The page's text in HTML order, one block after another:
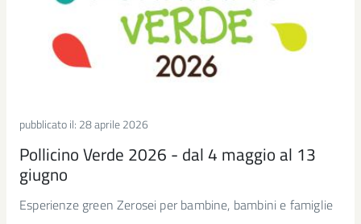
pubblicato il: 28 aprile 2026
Pollicino Verde 2026 - dal 4 maggio al 13
giugno
Esperienze green Zerosei per bambine, bambini e famiglie